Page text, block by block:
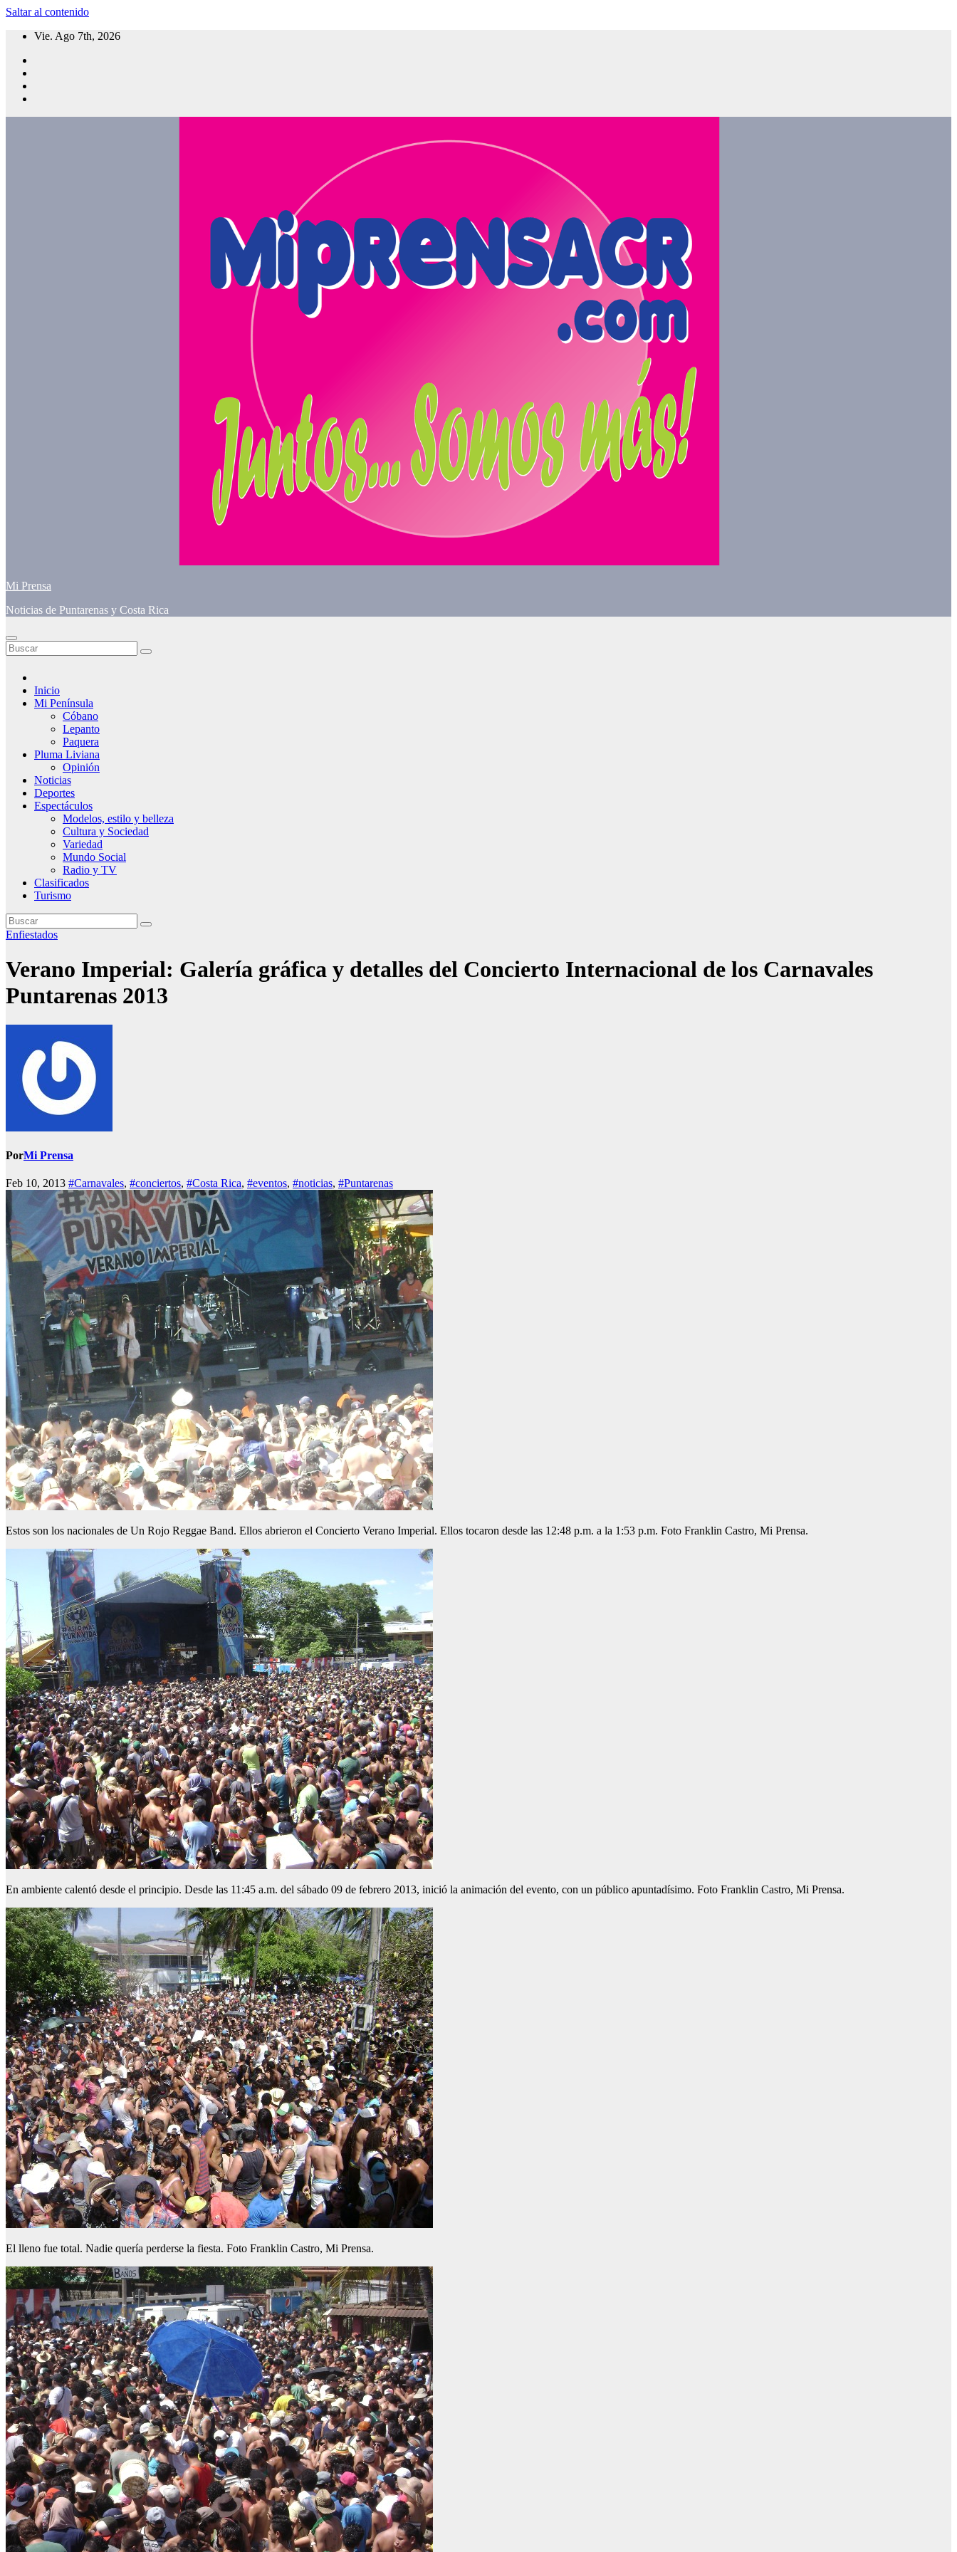
Saltar al contenido
Vie. Ago 7th, 2026
Mi Prensa
Noticias de Puntarenas y Costa Rica
Inicio
Mi Península
Cóbano
Lepanto
Paquera
Pluma Liviana
Opinión
Noticias
Deportes
Espectáculos
Modelos, estilo y belleza
Cultura y Sociedad
Variedad
Mundo Social
Radio y TV
Clasificados
Turismo
Enfiestados
Verano Imperial: Galería gráfica y detalles del Concierto Internacional de los Carnavales
Puntarenas 2013
PorMi Prensa
Feb 10, 2013 #Carnavales, #conciertos, #Costa Rica, #eventos, #noticias, #Puntarenas
Estos son los nacionales de Un Rojo Reggae Band. Ellos abrieron el Concierto Verano Imperial. Ellos tocaron desde las 12:48 p.m. a la 1:53 p.m. Foto Franklin Castro, Mi Prensa.
En ambiente calentó desde el principio. Desde las 11:45 a.m. del sábado 09 de febrero 2013, inició la animación del evento, con un público apuntadísimo. Foto Franklin Castro, Mi Prensa.
El lleno fue total. Nadie quería perderse la fiesta. Foto Franklin Castro, Mi Prensa.